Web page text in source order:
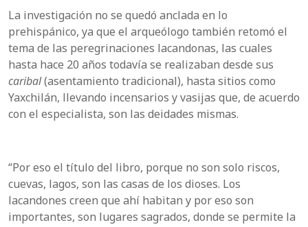
La investigación no se quedó anclada en lo
prehispánico, ya que el arqueólogo también retomó el
tema de las peregrinaciones lacandonas, las cuales
hasta hace 20 años todavía se realizaban desde sus
caribal(asentamiento tradicional), hasta sitios como
Yaxchilán, llevando incensarios y vasijas que, de acuerdo
con el especialista, son las deidades mismas.
“Por eso el título del libro, porque no son solo riscos,
cuevas, lagos, son las casas de los dioses. Los
lacandones creen que ahí habitan y por eso son
importantes, son lugares sagrados, donde se permite la